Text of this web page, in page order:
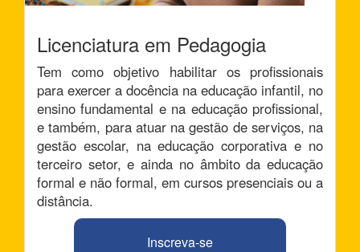
Licenciatura em Pedagogia
Tem como objetivo habilitar os profissionais
para exercer a docência na educação infantil, no
ensino fundamental e na educação profissional,
e também, para atuar na gestão de serviços, na
gestão escolar, na educação corporativa e no
terceiro setor, e ainda no âmbito da educação
formal e não formal, em cursos presenciais ou a
distância.
Inscreva-se